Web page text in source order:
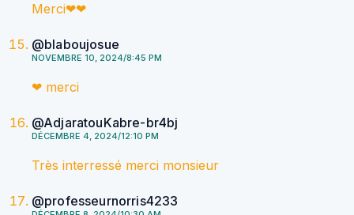
Merci❤❤
@blaboujosue
NOVEMBRE 10, 2024/8:45 PM
❤ merci
@AdjaratouKabre-br4bj
DÉCEMBRE 4, 2024/12:10 PM
Très interressé merci monsieur
@professeurnorris4233